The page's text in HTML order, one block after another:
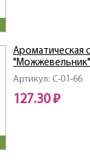
Артикул: C-01-66
Ароматическая
"Можжевельник"
127.30 ₽